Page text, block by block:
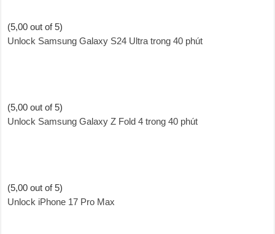
(5,00 out of 5)
Unlock Samsung Galaxy S24 Ultra trong 40 phút
(5,00 out of 5)
Unlock Samsung Galaxy Z Fold 4 trong 40 phút
(5,00 out of 5)
Unlock iPhone 17 Pro Max